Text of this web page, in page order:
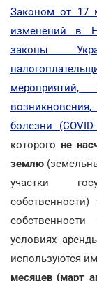
Законом от 17
изменений в
законы
мероприятий,
болезни
которого не
землю
участки
условиях
используются
месяцев (март